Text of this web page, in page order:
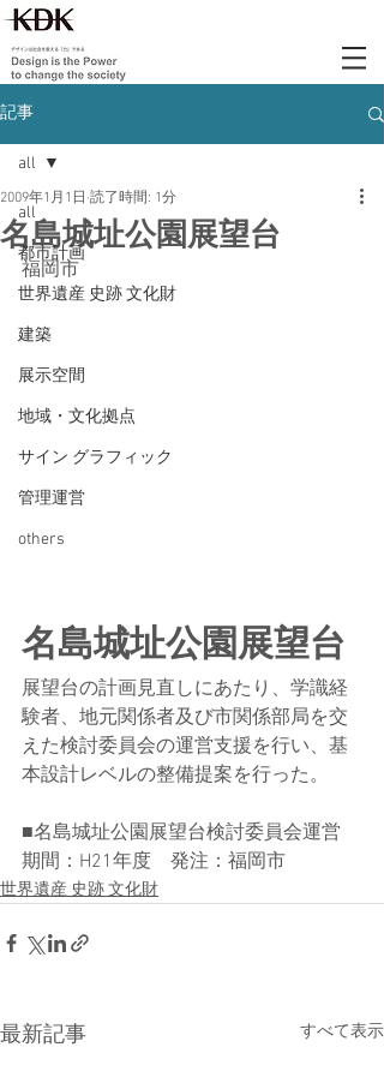
記事
all
都市計画
世界遺産 史跡 文化財
建築
展示空間
地域・文化拠点
サイン グラフィック
管理運営
others
all
名島城址公園展望台
2009年1月1日 読了時間: 1分
福岡市
名島城址公園展望台
展望台の計画見直しにあたり、学識経
験者、地元関係者及び市関係部局を交
えた検討委員会の運営支援を行い、基
本設計レベルの整備提案を行った。
■名島城址公園展望台検討委員会運営
期間：H21年度　発注：福岡市
世界遺産 史跡 文化財
最新記事 すべて表示